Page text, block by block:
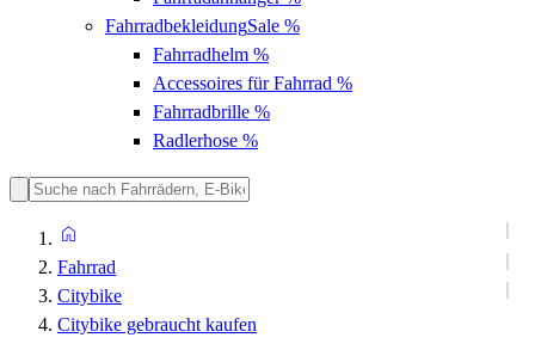
FahrradbekleidungSale %
Fahrradhelm %
Accessoires für Fahrrad %
Fahrradbrille %
Radlerhose %
Fahrrad
Citybike
Citybike gebraucht kaufen